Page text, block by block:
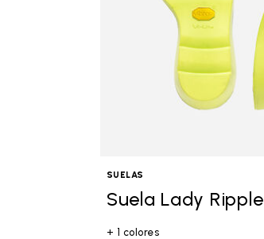
SUELAS
Suela Lady Ripple
+ 1 colores